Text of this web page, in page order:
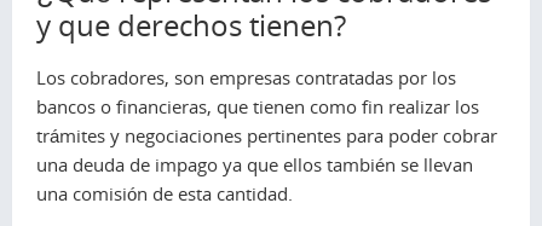
y que derechos tienen?
Los cobradores, son empresas contratadas por los
bancos o financieras, que tienen como fin realizar los
trámites y negociaciones pertinentes para poder cobrar
una deuda de impago ya que ellos también se llevan
una comisión de esta cantidad.